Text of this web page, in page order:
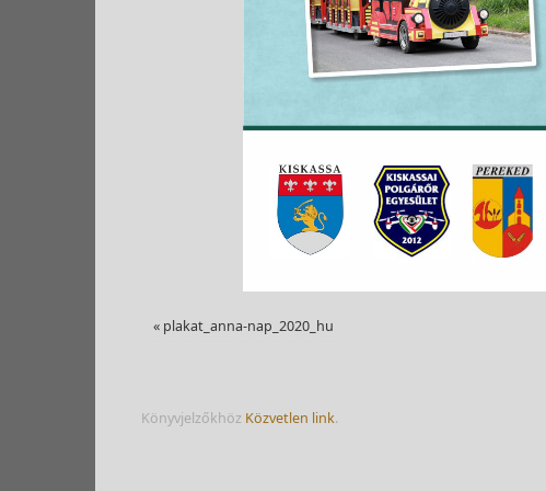
« plakat_anna-nap_2020_hu
Könyvjelzőkhöz Közvetlen link.